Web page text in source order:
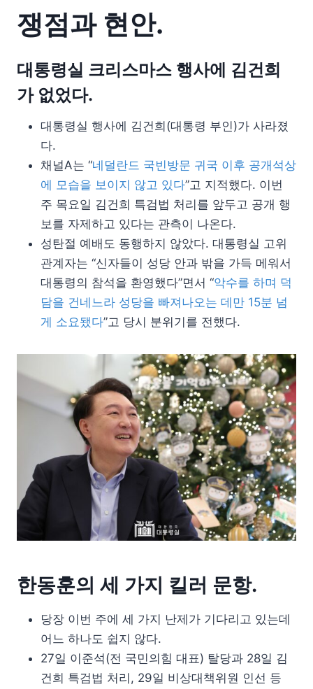
쟁점과 현안.
대통령실 크리스마스 행사에 김건희
가 없었다.
대통령실 행사에 김건희(대통령 부인)가 사라졌
다.
채널A는 “네덜란드 국빈방문 귀국 이후 공개석상
에 모습을 보이지 않고 있다”고 지적했다. 이번
주 목요일 김건희 특검법 처리를 앞두고 공개 행
보를 자제하고 있다는 관측이 나온다.
성탄절 예배도 동행하지 않았다. 대통령실 고위
관계자는 “신자들이 성당 안과 밖을 가득 메워서
대통령의 참석을 환영했다”면서 “악수를 하며 덕
담을 건네느라 성당을 빠져나오는 데만 15분 넘
게 소요됐다”고 당시 분위기를 전했다.
한동훈의 세 가지 킬러 문항.
당장 이번 주에 세 가지 난제가 기다리고 있는데
어느 하나도 쉽지 않다.
27일 이준석(전 국민의힘 대표) 탈당과 28일 김
건희 특검법 처리, 29일 비상대책위원 인선 등